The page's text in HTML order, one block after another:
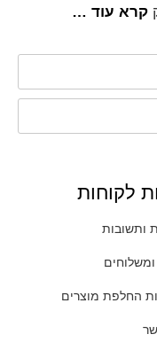
קרא עוד …
לקוחות
ותשובות
החלפת מוצרים